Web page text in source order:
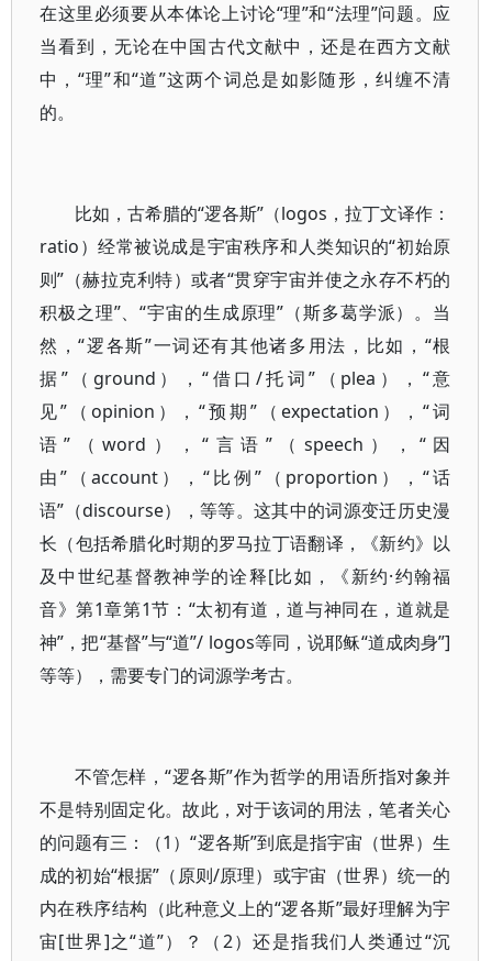
在这里必须要从本体论上讨论“理”和“法理”问题。应
当看到，无论在中国古代文献中，还是在西方文献
中，“理”和“道”这两个词总是如影随形，纠缠不清
的。
比如，古希腊的“逻各斯”（logos，拉丁文译作：
ratio）经常被说成是宇宙秩序和人类知识的“初始原
则”（赫拉克利特）或者“贯穿宇宙并使之永存不朽的
积极之理”、“宇宙的生成原理”（斯多葛学派）。当
然，“逻各斯”一词还有其他诸多用法，比如，“根
据”（ground），“借口/托词”（plea），“意
见”（opinion），“预期”（expectation），“词
语”（word），“言语”（speech），“因
由”（account），“比例”（proportion），“话
语”（discourse），等等。这其中的词源变迁历史漫
长（包括希腊化时期的罗马拉丁语翻译，《新约》以
及中世纪基督教神学的诠释[比如，《新约·约翰福
音》第1章第1节：“太初有道，道与神同在，道就是
神”，把“基督”与“道”/ logos等同，说耶稣“道成肉身”]
等等），需要专门的词源学考古。
不管怎样，“逻各斯”作为哲学的用语所指对象并
不是特别固定化。故此，对于该词的用法，笔者关心
的问题有三：（1）“逻各斯”到底是指宇宙（世界）生
成的初始“根据”（原则/原理）或宇宙（世界）统一的
内在秩序结构（此种意义上的“逻各斯”最好理解为宇
宙[世界]之“道”）？（2）还是指我们人类通过“沉